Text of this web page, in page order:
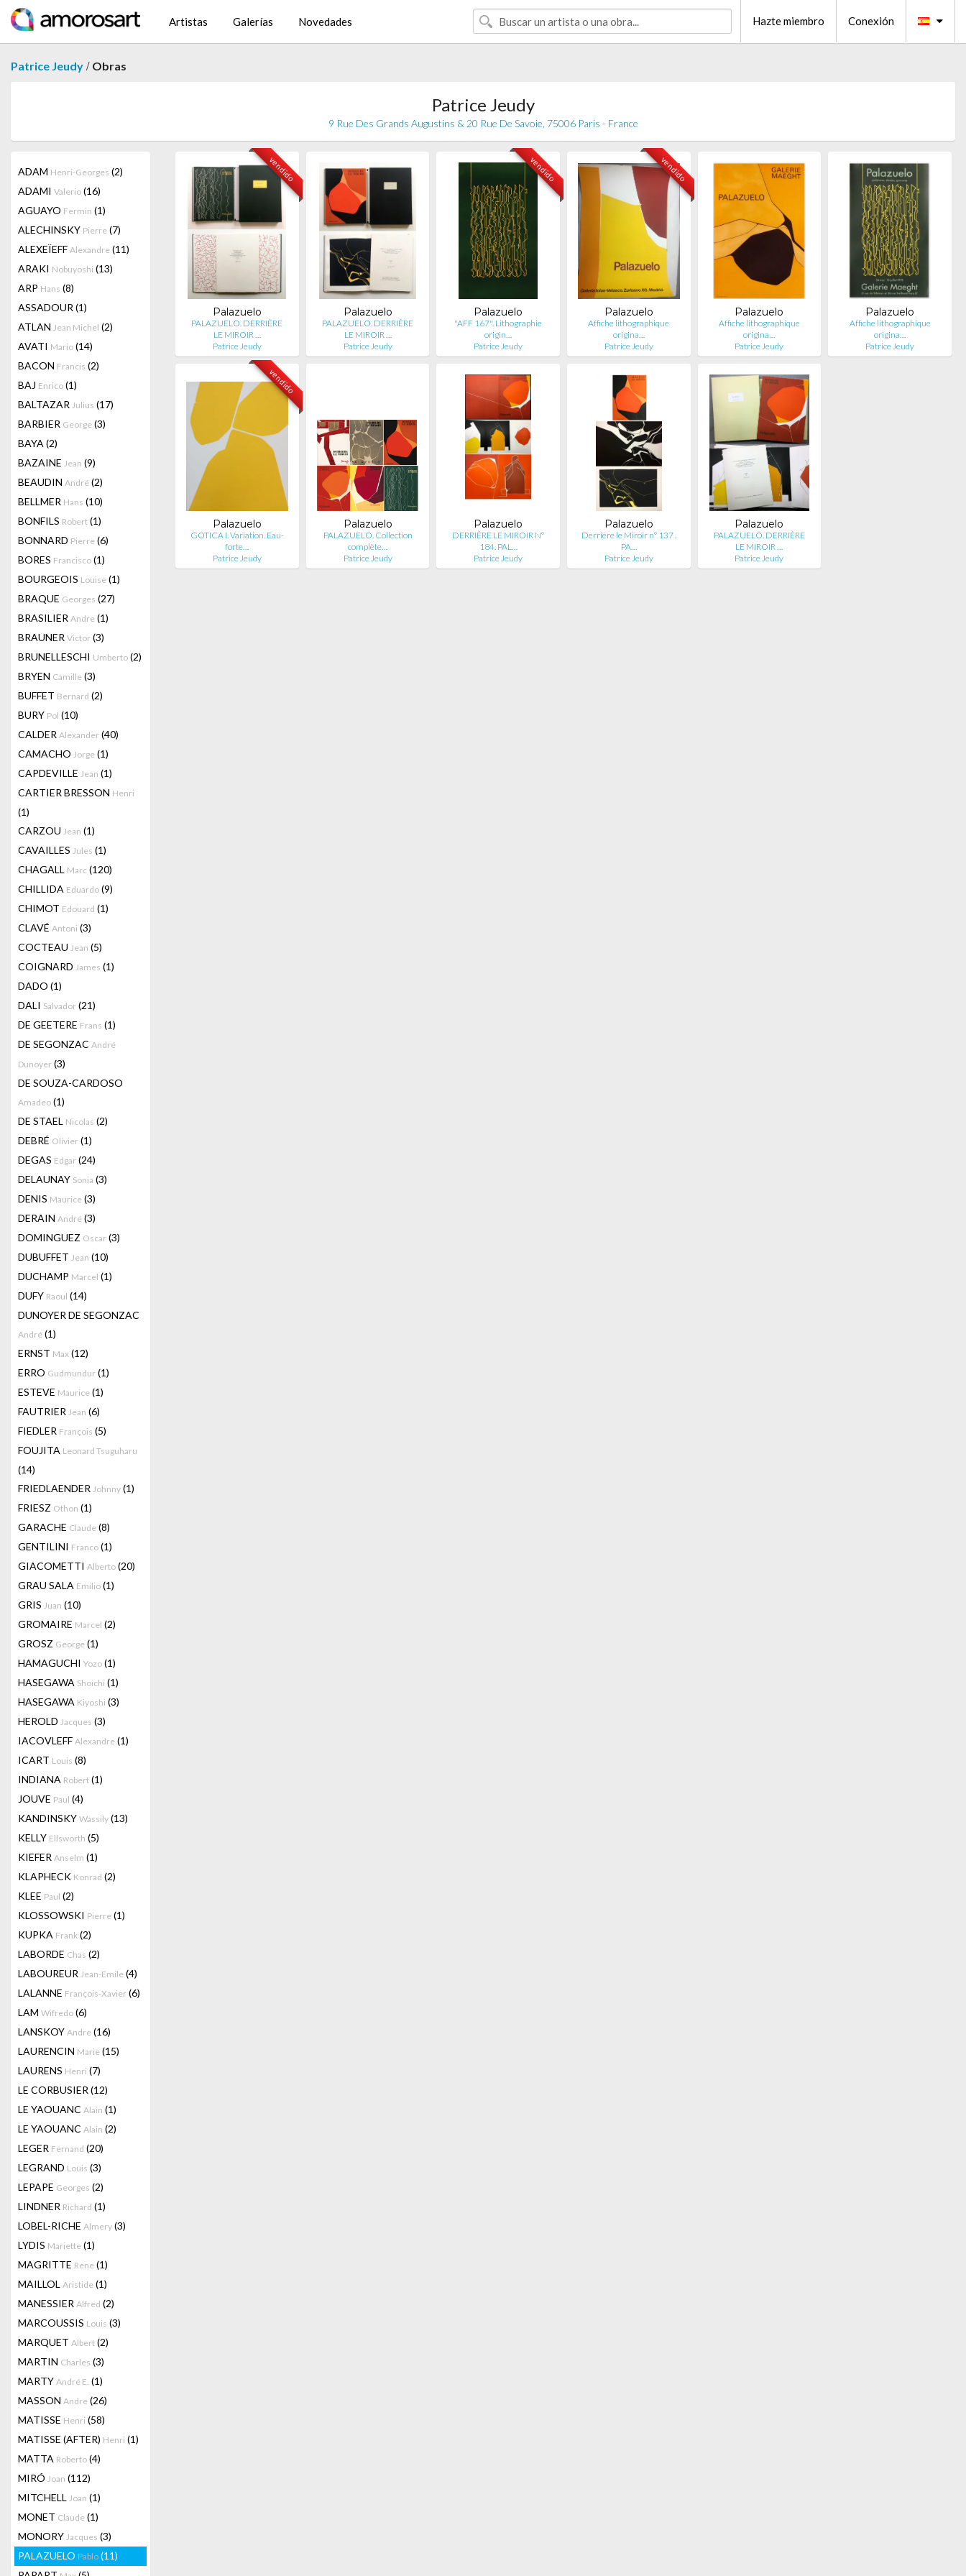
Artistas Galerías Novedades Hazte miembro Conexión
Patrice Jeudy / Obras
Patrice Jeudy
9 Rue Des Grands Augustins & 20 Rue De Savoie, 75006 Paris - France
ADAM Henri-Georges (2)
ADAMI Valerio (16)
AGUAYO Fermin (1)
ALECHINSKY Pierre (7)
ALEXEÏEFF Alexandre (11)
ARAKI Nobuyoshi (13)
ARP Hans (8)
ASSADOUR (1)
ATLAN Jean Michel (2)
AVATI Mario (14)
BACON Francis (2)
BAJ Enrico (1)
BALTAZAR Julius (17)
BARBIER George (3)
BAYA (2)
BAZAINE Jean (9)
BEAUDIN André (2)
BELLMER Hans (10)
BONFILS Robert (1)
BONNARD Pierre (6)
BORES Francisco (1)
BOURGEOIS Louise (1)
BRAQUE Georges (27)
BRASILIER Andre (1)
BRAUNER Victor (3)
BRUNELLESCHI Umberto (2)
BRYEN Camille (3)
BUFFET Bernard (2)
BURY Pol (10)
CALDER Alexander (40)
CAMACHO Jorge (1)
CAPDEVILLE Jean (1)
CARTIER BRESSON Henri
(1)
CARZOU Jean (1)
CAVAILLES Jules (1)
CHAGALL Marc (120)
CHILLIDA Eduardo (9)
CHIMOT Edouard (1)
CLAVÉ Antoni (3)
COCTEAU Jean (5)
COIGNARD James (1)
DADO (1)
DALI Salvador (21)
DE GEETERE Frans (1)
DE SEGONZAC André
Dunoyer (3)
DE SOUZA-CARDOSO
Amadeo (1)
DE STAEL Nicolas (2)
DEBRÉ Olivier (1)
DEGAS Edgar (24)
DELAUNAY Sonia (3)
DENIS Maurice (3)
DERAIN André (3)
DOMINGUEZ Oscar (3)
DUBUFFET Jean (10)
DUCHAMP Marcel (1)
DUFY Raoul (14)
DUNOYER DE SEGONZAC
André (1)
ERNST Max (12)
ERRO Gudmundur (1)
ESTEVE Maurice (1)
FAUTRIER Jean (6)
FIEDLER François (5)
FOUJITA Leonard Tsuguharu
(14)
FRIEDLAENDER Johnny (1)
FRIESZ Othon (1)
GARACHE Claude (8)
GENTILINI Franco (1)
GIACOMETTI Alberto (20)
GRAU SALA Emilio (1)
GRIS Juan (10)
GROMAIRE Marcel (2)
GROSZ George (1)
HAMAGUCHI Yozo (1)
HASEGAWA Shoichi (1)
HASEGAWA Kiyoshi (3)
HEROLD Jacques (3)
IACOVLEFF Alexandre (1)
ICART Louis (8)
INDIANA Robert (1)
JOUVE Paul (4)
KANDINSKY Wassily (13)
KELLY Ellsworth (5)
KIEFER Anselm (1)
KLAPHECK Konrad (2)
KLEE Paul (2)
KLOSSOWSKI Pierre (1)
KUPKA Frank (2)
LABORDE Chas (2)
LABOUREUR Jean-Emile (4)
LALANNE François-Xavier (6)
LAM Wifredo (6)
LANSKOY Andre (16)
LAURENCIN Marie (15)
LAURENS Henri (7)
LE CORBUSIER (12)
LE YAOUANC Alain (1)
LE YAOUANC Alain (2)
LEGER Fernand (20)
LEGRAND Louis (3)
LEPAPE Georges (2)
LINDNER Richard (1)
LOBEL-RICHE Almery (3)
LYDIS Mariette (1)
MAGRITTE Rene (1)
MAILLOL Aristide (1)
MANESSIER Alfred (2)
MARCOUSSIS Louis (3)
MARQUET Albert (2)
MARTIN Charles (3)
MARTY André E. (1)
MASSON Andre (26)
MATISSE Henri (58)
MATISSE (AFTER) Henri (1)
MATTA Roberto (4)
MIRÓ Joan (112)
MITCHELL Joan (1)
MONET Claude (1)
MONORY Jacques (3)
PALAZUELO Pablo (11)
vendido
Palazuelo
PALAZUELO. DERRIÈRE
LE MIROIR …
Patrice Jeudy
Palazuelo
PALAZUELO. DERRIÈRE
LE MIROIR …
Patrice Jeudy
vendido
Palazuelo
"AFF 167". Lithographie
origin…
Patrice Jeudy
vendido
Palazuelo
Affiche lithographique
origina…
Patrice Jeudy
Palazuelo
Affiche lithographique
origina…
Patrice Jeudy
Palazuelo
Affiche lithographique
origina…
Patrice Jeudy
vendido
Palazuelo
GOTICA I. Variation. Eau-
forte…
Patrice Jeudy
Palazuelo
PALAZUELO. Collection
complète…
Patrice Jeudy
Palazuelo
DERRIÈRE LE MIROIR N°
184. PAL…
Patrice Jeudy
Palazuelo
Derrière le Miroir n° 137 .
PA…
Patrice Jeudy
Palazuelo
PALAZUELO. DERRIÈRE
LE MIROIR …
Patrice Jeudy